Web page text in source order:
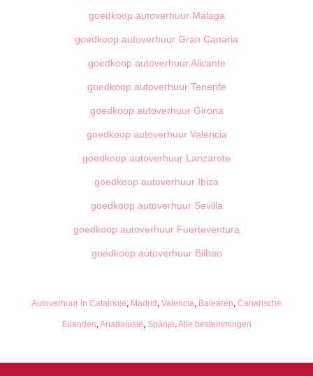
goedkoop autoverhuur Málaga
goedkoop autoverhuur Gran Canaria
goedkoop autoverhuur Alicante
goedkoop autoverhuur Tenerife
goedkoop autoverhuur Girona
goedkoop autoverhuur Valencia
goedkoop autoverhuur Lanzarote
goedkoop autoverhuur Ibiza
goedkoop autoverhuur Sevilla
goedkoop autoverhuur Fuerteventura
goedkoop autoverhuur Bilbao
Autoverhuur in Catalonië, Madrid , Valencia, Balearen, Canarische
Eilanden,Anadalusië, Spanje.Alle bestemmingen